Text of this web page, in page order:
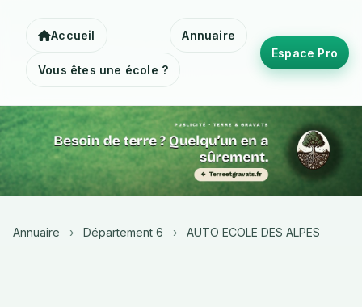
Accueil Annuaire
Vous êtes une école ?
Espace Pro
Annuaire › Département 6 › AUTO ECOLE DES ALPES